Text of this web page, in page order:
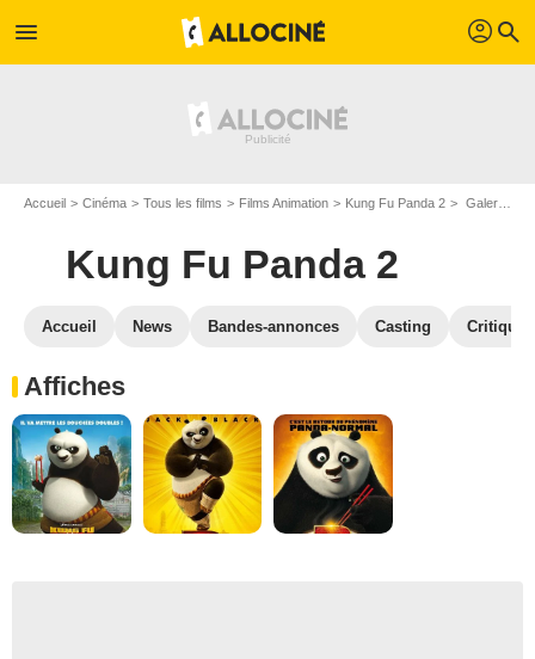
menu profil search
Accueil Cinéma Tous les films Films Animation Kung Fu Panda 2 Galerie photos du film Kung Fu Panda 2
Kung Fu Panda 2
Accueil News Bandes-annonces Casting
Affiches